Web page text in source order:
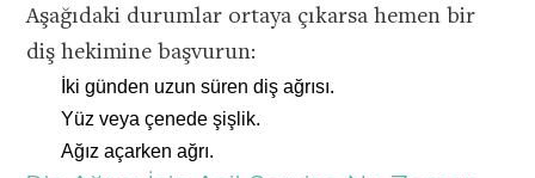
Aşağıdaki durumlar ortaya çıkarsa hemen bir
diş hekimine başvurun:
İki günden uzun süren diş ağrısı.
Yüz veya çenede şişlik.
Ağız açarken ağrı.